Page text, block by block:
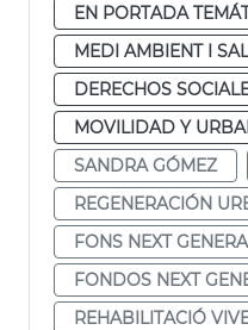
EN PORTADA
MEDI AMBIENT I
DERECHOS
MOVILIDAD Y
SANDRA GÓMEZ
REGENERACIÓN
FONS NEXT
FONDOS NEXT
REHABILITACIÓ